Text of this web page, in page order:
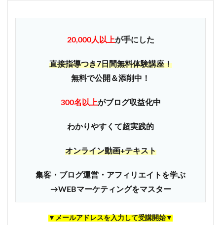
20,000人以上が手にした
直接指導つき7日間無料体験講座！
無料で公開＆添削中！
300名以上がブログ収益化中
わかりやすくて超実践的
オンライン動画+テキスト
集客・ブログ運営・アフィリエイトを学ぶ
→WEBマーケティングをマスター
▼メールアドレスを入力して受講開始▼